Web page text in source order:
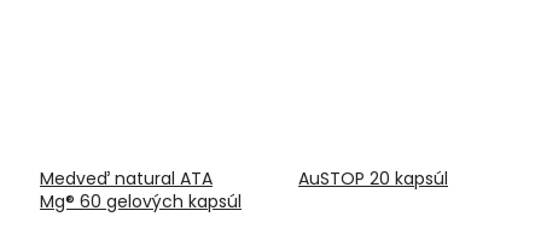
Medveď natural ATA
Mg® 60 gelových kapsúl
AuSTOP 20 kapsúl